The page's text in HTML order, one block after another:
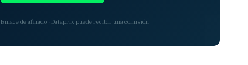
Enlace de afiliado · Dataprix puede recibir una comisión